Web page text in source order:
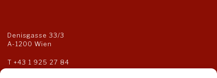
Denisgasse 33/3
A-1200 Wien
T +43 1 925 27 84
F +43 1 925 27 85